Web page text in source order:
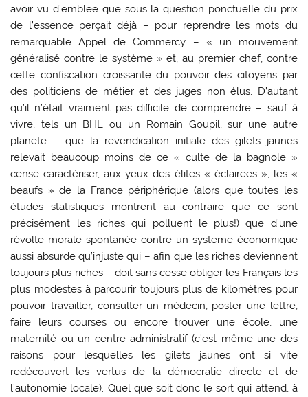
avoir vu d’emblée que sous la question ponctuelle du prix
de l’essence perçait déjà – pour reprendre les mots du
remarquable Appel de Commercy – « un mouvement
généralisé contre le système » et, au premier chef, contre
cette confiscation croissante du pouvoir des citoyens par
des politiciens de métier et des juges non élus. D’autant
qu’il n’était vraiment pas difficile de comprendre – sauf à
vivre, tels un BHL ou un Romain Goupil, sur une autre
planète – que la revendication initiale des gilets jaunes
relevait beaucoup moins de ce « culte de la bagnole »
censé caractériser, aux yeux des élites « éclairées », les «
beaufs » de la France périphérique (alors que toutes les
études statistiques montrent au contraire que ce sont
précisément les riches qui polluent le plus!) que d’une
révolte morale spontanée contre un système économique
aussi absurde qu’injuste qui – afin que les riches deviennent
toujours plus riches – doit sans cesse obliger les Français les
plus modestes à parcourir toujours plus de kilomètres pour
pouvoir travailler, consulter un médecin, poster une lettre,
faire leurs courses ou encore trouver une école, une
maternité ou un centre administratif (c’est même une des
raisons pour lesquelles les gilets jaunes ont si vite
redécouvert les vertus de la démocratie directe et de
l’autonomie locale). Quel que soit donc le sort qui attend, à